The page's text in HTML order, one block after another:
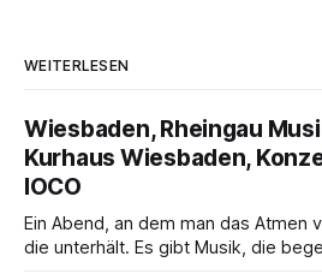
WEITERLESEN
Wiesbaden, Rheingau
Kurhaus Wiesbaden,
IOCO
Ein Abend, an dem man das Atmen vergisst. Es
die unterhält. Es gibt Musik, die